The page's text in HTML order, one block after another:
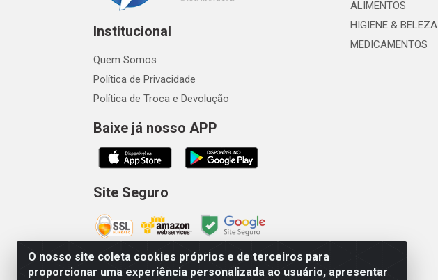
O nosso site coleta cookies próprios e de terceiros para
proporcionar uma experiência personalizada ao usuário, apresentar
Institucional
Quem Somos
Política de Privacidade
Política de Troca e Devolução
Baixe já nosso APP
Site Seguro
ALIMENTOS
HIGIENE & BELEZA
MEDICAMENTOS